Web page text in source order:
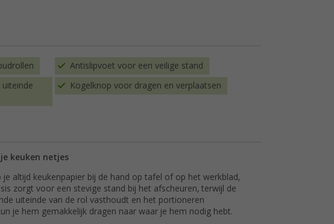
Antislipvoet voor een veilige stand
uiteinde
Kogelknop voor dragen en verplaatsen
keuken netjes
altijd keukenpapier bij de hand op tafel of op het werkblad,
zorgt voor een stevige stand bij het afscheuren, terwijl de
uiteinde van de rol vasthoudt en het portioneren
je hem gemakkelijk dragen naar waar je hem nodig hebt.